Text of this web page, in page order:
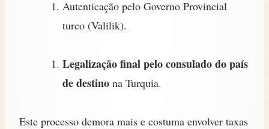
Autenticação pelo Governo Provincial
turco (Valilik).
Legalização final pelo consulado do país
de destino na Turquia.
Este processo demora mais e costuma envolver taxas